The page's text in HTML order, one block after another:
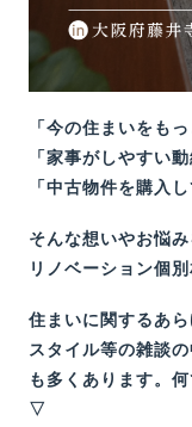
「今の住まいをも
「家事がしやすい
「中古物件を購入
そんな想いやお悩
リノベーション個
住まいに関するあ
スタイル等の雑談
も多くあります。
▽